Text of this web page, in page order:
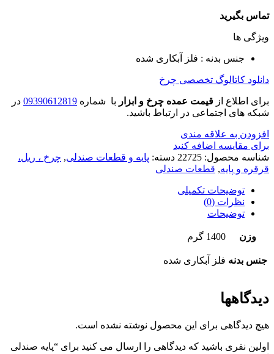
تماس بگیرید
ویژگی ها
جنس بدنه : فلز آبکاری شده
دانلود کاتالوگ تخصصی چرخ
برای اطلاع از قیمت عمده چرخ و ابزار با شماره 09390612819 در
شبکه های اجتماعی در ارتباط باشید.
افزودن به علاقه مندی
برای مقایسه اضافه کنید
شناسه محصول: 22725 دسته: پایه و قطعات صندلی, چرخ ، ریل،
قرقره و پایه, قطعات صندلی
توضیحات تکمیلی
نظرات (0)
توضیحات
وزن 1400 گرم
جنس بدنه فلز آبکاری شده
دیدگاهها
هیچ دیدگاهی برای این محصول نوشته نشده است.
اولین نفری باشید که دیدگاهی را ارسال می کنید برای “پایه صندلی